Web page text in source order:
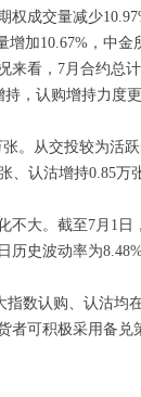
权成交量减少
加10.67%，中
来看，7月合约总
，认购增持力度
。从交投较为活
、认沽增持0.85万
大。截至7月1日
历史波动率为
数认购、认沽均
可积极采用备兑